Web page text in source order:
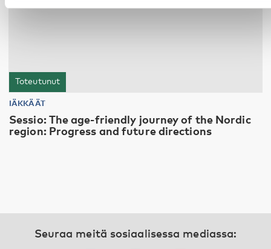
Toteutunut
IÄKKÄÄT
Sessio: The age-friendly journey of the Nordic
region: Progress and future directions
Seuraa meitä sosiaalisessa mediassa: